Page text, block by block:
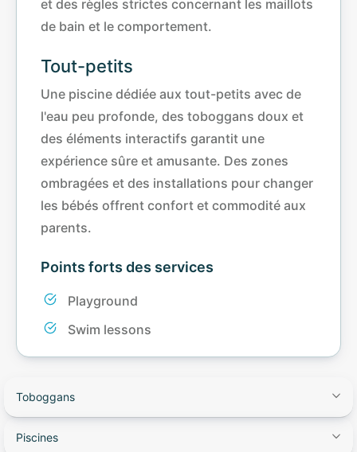
et des règles strictes concernant les maillots
de bain et le comportement.
Tout-petits
Une piscine dédiée aux tout-petits avec de
l'eau peu profonde, des toboggans doux et
des éléments interactifs garantit une
expérience sûre et amusante. Des zones
ombragées et des installations pour changer
les bébés offrent confort et commodité aux
parents.
Points forts des services
Playground
Swim lessons
Toboggans
Piscines